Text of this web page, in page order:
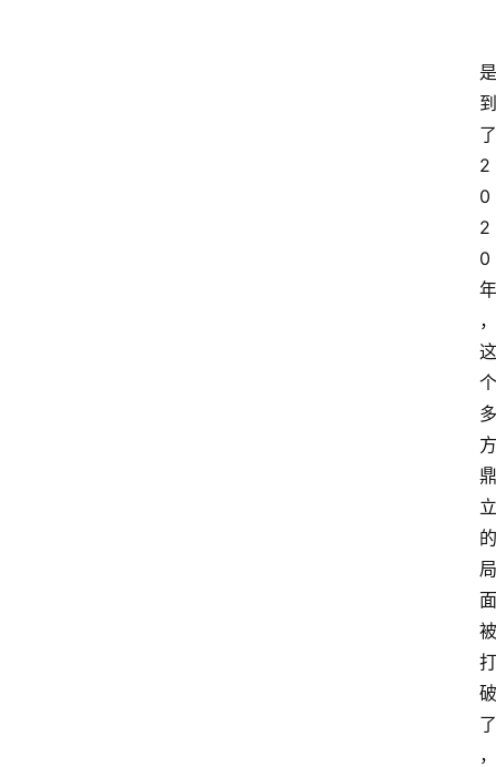
是
到
了
2
0
2
0
年
，
这
个
多
方
鼎
立
的
局
面
被
打
破
了
，